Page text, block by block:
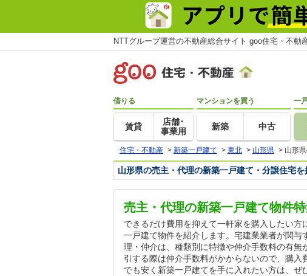
NTTグループ運営の不動産総合サイト goo住宅・不動
借りる
賃貸
店舗･
事業用
マンションを買う
新築 中古
一
住宅・不動産 > 新築一戸建て > 東北 > 山形県 > 山形
山形県の売主・代理の新築一戸建て・分譲住宅を
売主・代理の新築一戸建て物件
できるだけ費用を抑えて一軒家を購入したい方
一戸建て物件を紹介します。宅建業業者が関与
理・仲介は、種類別に特徴や仲介手数料の有無
引する際は仲介手数料がかからないので、購入
でも安く新築一戸建てを手に入れたい方は、ぜ